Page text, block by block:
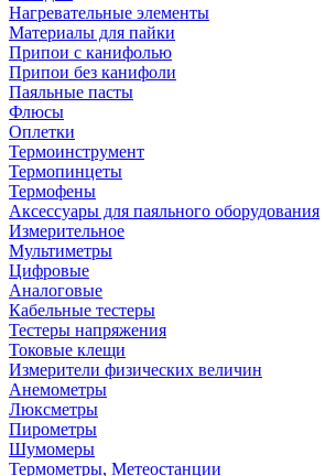
Нагревательные элементы
Материалы для пайки
Припои с канифолью
Припои без канифоли
Паяльные пасты
Флюсы
Оплетки
Термоинструмент
Термопинцеты
Термофены
Аксессуары для паяльного оборудования
Измерительное
Мультиметры
Цифровые
Аналоговые
Кабельные тестеры
Тестеры напряжения
Токовые клещи
Измерители физических величин
Анемометры
Люксметры
Пирометры
Шумомеры
Термометры, Метеостанции